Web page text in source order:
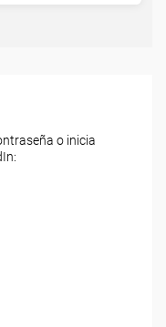
o inicia